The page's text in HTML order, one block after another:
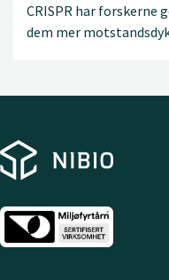
CRISPR har
dem mer